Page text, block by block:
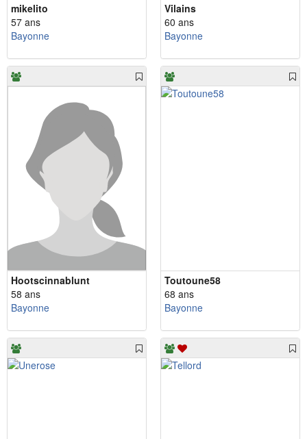
mikelito
57 ans
Bayonne
Vilains
60 ans
Bayonne
Hootscinnablunt
58 ans
Bayonne
Toutoune58
68 ans
Bayonne